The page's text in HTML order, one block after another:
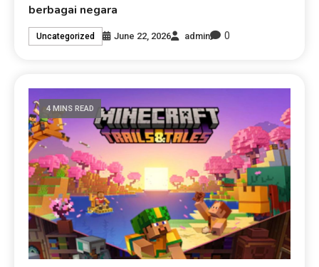
berbagai negara
Uncategorized June 22, 2026 admin 0
4 MINS READ